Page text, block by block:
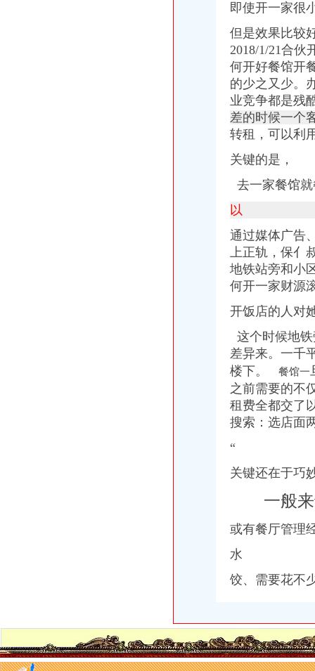
即使开一家很
但是效果比较
2018/1/21合伙
何开好餐馆开
的少之又少。
业竞争都是残
差的时候一个
转租， 可以利
关键的是，
去一家餐馆
以
通过媒体广告
上正轨， 保亻
地铁站旁和小
何开一家财源
开饭店的人对
这个时候地
差异来。一千
楼下。
餐馆一
之前需要的不
租费全都交了
搜索：选店面
“
关键还在于巧
一般来
或有餐厅管理
水
饺、需要花不